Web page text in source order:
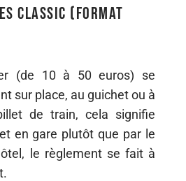
Classic (format
(de 10 à 50 euros) se
sur place, au guichet ou à
de train, cela signifie
en gare plutôt que par le
le règlement se fait à